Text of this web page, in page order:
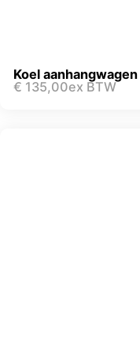
Koel aanhangwagen
€ 135,00ex BTW